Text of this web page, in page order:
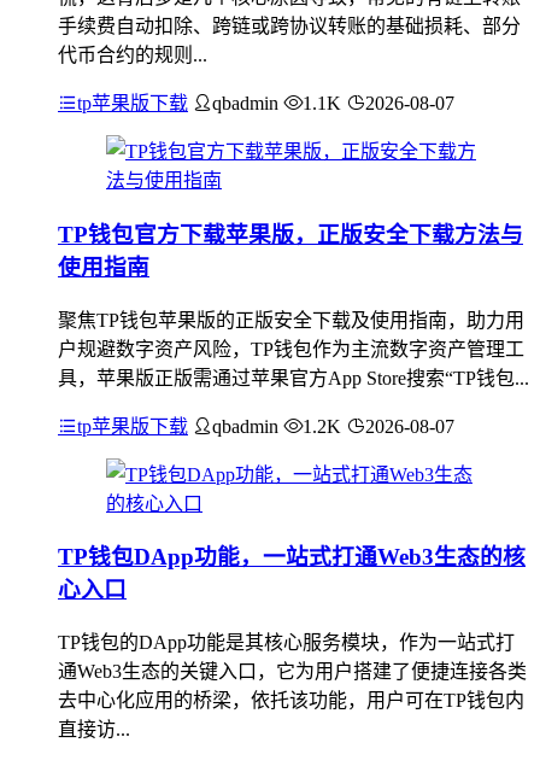
手续费自动扣除、跨链或跨协议转账的基础损耗、部分
代币合约的规则...
tp苹果版下载 qbadmin 1.1K 2026-08-07
TP钱包官方下载苹果版，正版安全下载方法与
使用指南
聚焦TP钱包苹果版的正版安全下载及使用指南，助力用
户规避数字资产风险，TP钱包作为主流数字资产管理工
具，苹果版正版需通过苹果官方App Store搜索“TP钱包...
tp苹果版下载 qbadmin 1.2K 2026-08-07
TP钱包DApp功能，一站式打通Web3生态的核
心入口
TP钱包的DApp功能是其核心服务模块，作为一站式打
通Web3生态的关键入口，它为用户搭建了便捷连接各类
去中心化应用的桥梁，依托该功能，用户可在TP钱包内
直接访...